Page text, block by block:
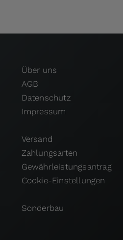
Über uns
AGB
Datenschutz
Impressum
Versand
Zahlungsarten
Gewährleistungsantrag
Cookie-Einstellungen
Sonderbau